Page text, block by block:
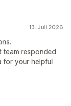
13. Juli 2026
team responded
your helpful